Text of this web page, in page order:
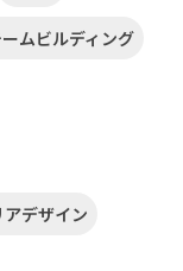
ムビルディング
アデザイン